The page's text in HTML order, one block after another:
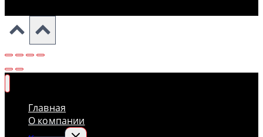
Главная
О компании
Переключить